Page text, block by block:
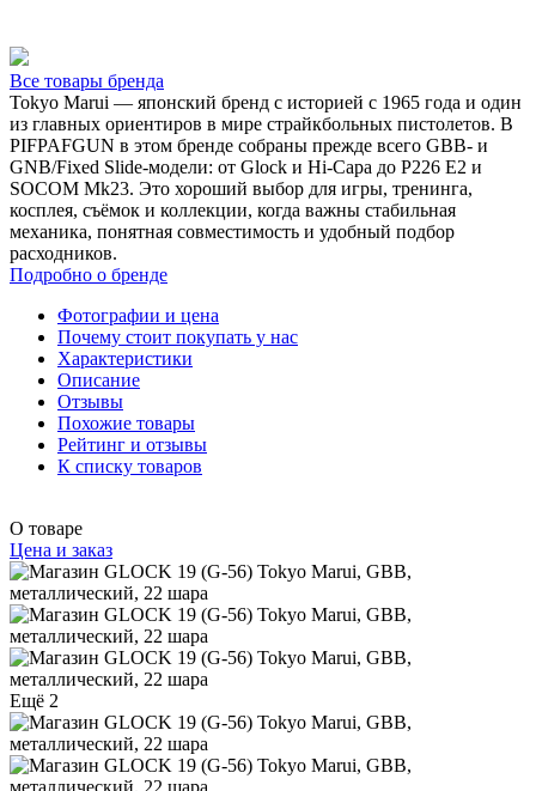
Все товары бренда
Tokyo Marui — японский бренд с историей с 1965 года и один
из главных ориентиров в мире страйкбольных пистолетов. В
PIFPAFGUN в этом бренде собраны прежде всего GBB- и
GNB/Fixed Slide-модели: от Glock и Hi-Capa до P226 E2 и
SOCOM Mk23. Это хороший выбор для игры, тренинга,
косплея, съёмок и коллекции, когда важны стабильная
механика, понятная совместимость и удобный подбор
расходников.
Подробно о бренде
Фотографии и цена
Почему стоит покупать у нас
Характеристики
Описание
Отзывы
Похожие товары
Рейтинг и отзывы
К списку товаров
О товаре
Цена и заказ
Ещё 2